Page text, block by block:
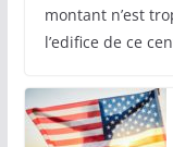
montant n’est
l’edifice de ce